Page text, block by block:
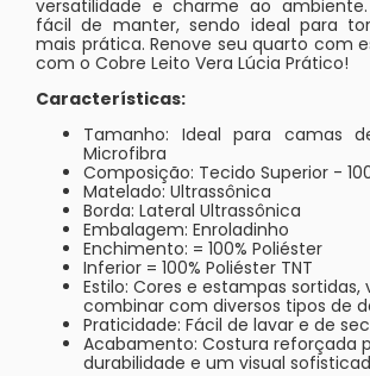
versatilidade e charme ao
fácil de manter, sendo ideal para
mais prática. Renove seu quarto com
com o Cobre Leito Vera Lúcia Prático!
Características:
Tamanho: Ideal para camas
Microfibra
Composição: Tecido Superior -
Matelado: Ultrassônica
Borda: Lateral Ultrassônica
Embalagem: Enroladinho
Enchimento: = 100% Poliéster
Inferior = 100% Poliéster TNT
Estilo: Cores e estampas sortidas,
combinar com diversos tipos de
Praticidade: Fácil de lavar e de
Acabamento: Costura reforçada
durabilidade e um visual